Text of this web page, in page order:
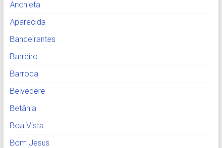
Anchieta
Aparecida
Bandeirantes
Barreiro
Barroca
Belvedere
Betânia
Boa Vista
Bom Jesus